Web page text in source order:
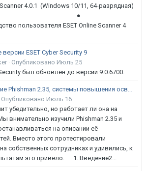
Scanner 4.0.1 (Windows 10/11, 64-разрядная)
пользователя ESET Online Scanner 4
ESET Cyber Security 9
· Опубликовано Июль 25
был обновлён до версии 9.0.6700.
Тестирование Phishman 2.35, системы повышения осведомлённости пользователей в сфере ИБ
Опубликовано Июль 16
убедительно, но работает ли она на
внимательно изучили Phishman 2.35 и
на описании её
Вместо этого протестировали
собственных сотрудниках и удивились, к
это привело. 1. Введение2...